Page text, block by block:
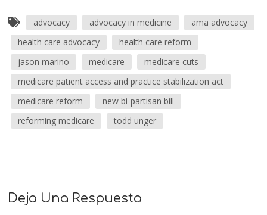
advocacy advocacy in medicine
ama advocacy
health care advocacy
health care reform
jason marino
medicare
medicare cuts
medicare patient access and practice stabilization act
medicare reform
new bi-partisan bill
reforming medicare
todd unger
Deja Una Respuesta